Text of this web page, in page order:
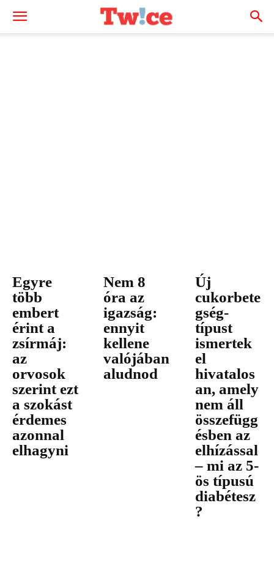
Egyre
több
embert
érint a
zsírmáj:
az
orvosok
szerint ezt
a szokást
érdemes
azonnal
elhagyni
Nem 8
óra az
igazság:
ennyit
kellene
valójában
aludnod
Új
cukorbete
gség-
típust
ismertek
el
hivatalos
an, amely
nem áll
összefügg
ésben az
elhízással
– mi az 5-
ös típusú
diabétesz
?